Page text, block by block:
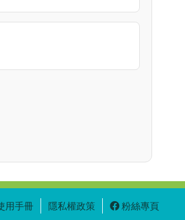
用手冊 隱私權政策 粉絲專頁